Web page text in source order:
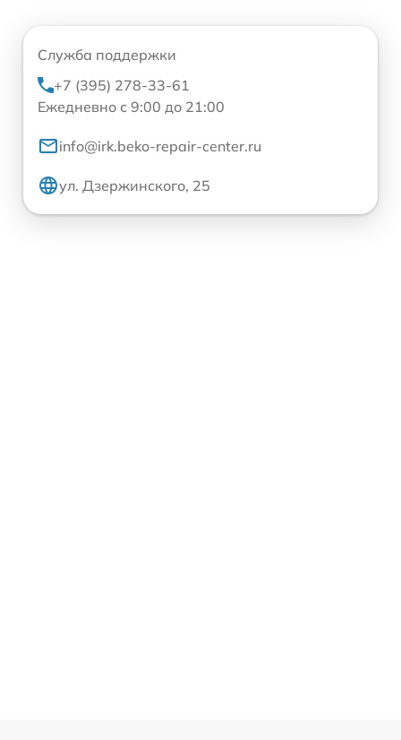
Служба поддержки
+7 (395) 278-33-61
Ежедневно с 9:00 до 21:00
info@irk.beko-repair-center.ru
ул. Дзержинского, 25